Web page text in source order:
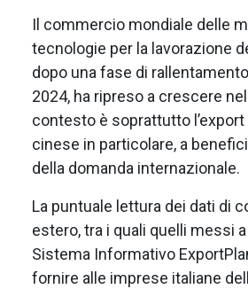
Il commercio mondiale delle
tecnologie per la lavorazione
dopo una fase di
2024, ha ripreso a crescere
contesto è soprattutto
cinese in particolare, a
della domanda internazionale.
La puntuale lettura dei dati di
estero, tra i quali quelli messi
Sistema Informativo
fornire alle imprese italiane